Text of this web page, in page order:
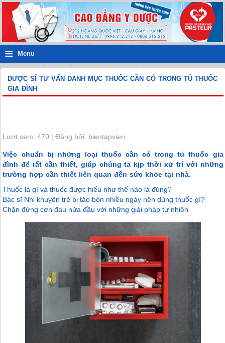
≡ Menu
DƯỢC SĨ TƯ VẤN DANH MỤC THUỐC CẦN CÓ TRONG TỦ THUỐC
GIA ĐÌNH
Lượt xem: 470 | Đăng bởi: bientapvien
Việc chuẩn bị những loại thuốc cần có trong tủ thuốc gia
đình để rất cần thiết, giúp chúng ta kịp thời xử trí với những
trường hợp cần thiết liên quan đến sức khỏe tại nhà.
Thuốc là gì và thuốc được hiểu như thế nào là đúng?
Bác sĩ Nhi khuyên trẻ bị táo bón nhiều ngày nên dùng thuốc gì?
Chặn đứng cơn đau nửa đầu với những giải pháp tự nhiên